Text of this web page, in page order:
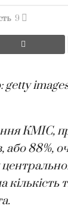
9
getty
КМІС,
або 88%,
кількість